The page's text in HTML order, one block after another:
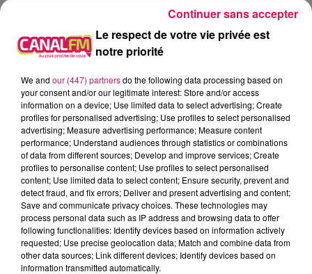
Canal FM
Geoffrey Deloux
Aujourd'hui, 12.05.2026, le roti de mamie
0:00 4 min 20 sec
12 mai 2026 - 4 min 20 sec
AUJOURD'HUI, 12.05.2026, LE ROTI DE MAMIE
Le respect de votre vie privée est
notre priorité
We and our (447) partnersdo the following data processing based on
your consent and/or our legitimate interest: Store and/or access
information on a device; Use limited data to select advertising; Create
profiles for personalised advertising; Use profiles to select personalised
advertising; Measure advertising performance; Measure content
performance; Understand audiences through statistics or combinations
of data from different sources; Develop and improve services; Create
profiles to personalise content; Use profiles to select personalised
content; Use limited data to select content; Ensure security, prevent and
detect fraud, and fix errors; Deliver and present advertising and content;
Save and communicate privacy choices. These technologies may
process personal data such as IP address and browsing data to offer
following functionalities: Identify devices based on information actively
requested; Use precise geolocation data; Match and combine data from
other data sources; Link different devices; Identify devices based on
information transmitted automatically.
Continuer sans accepter